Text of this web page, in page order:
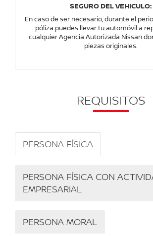
SEGURO DEL VEHICULO:
En caso de ser necesario, durante el
póliza puedes llevar tu automóvil a
cualquier Agencia Autorizada Nissan
piezas originales.
REQUISITOS
PERSONA FÍSICA
PERSONA FÍSICA CON
EMPRESARIAL
PERSONA MORAL